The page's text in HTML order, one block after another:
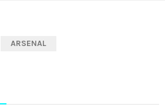
ARSENAL